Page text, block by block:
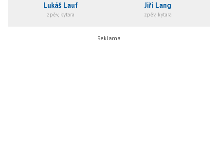
Lukáš Lauf
zpěv, kytara
Jiří Lang
zpěv, kytara